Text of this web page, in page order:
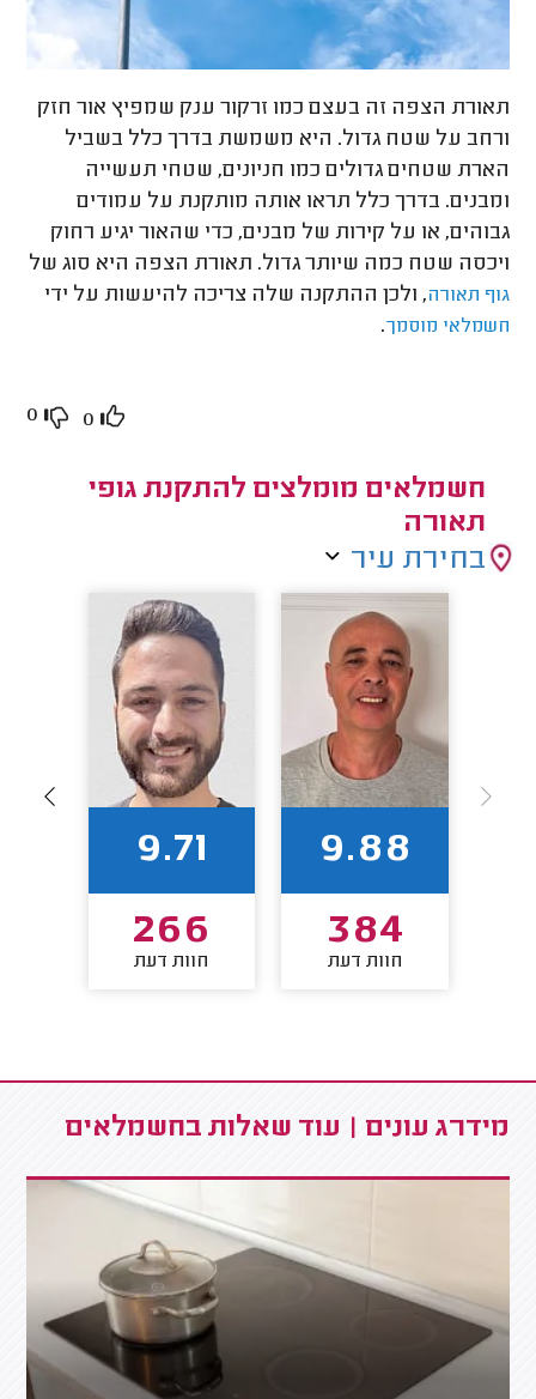
תאורת הצפה זה בעצם כמו זרקור ענק שמפיץ אור חזק
ורחב על שטח גדול. היא משמשת בדרך כלל בשביל
הארת שטחים גדולים כמו חניונים, שטחי תעשייה
ומבנים. בדרך כלל תראו אותה מותקנת על עמודים
גבוהים, או על קירות של מבנים, כדי שהאור יגיע רחוק
ויכסה שטח כמה שיותר גדול. תאורת הצפה היא סוג של
גוף תאורה, ולכן ההתקנה שלה צריכה להיעשות על ידי
חשמלאי מוסמך.
0
0
חשמלאים מומלצים להתקנת גופי
תאורה
בחירת עיר
9.88
384
חוות דעת
9.71
266
חוות דעת
מידרג עונים | עוד שאלות בחשמלאים